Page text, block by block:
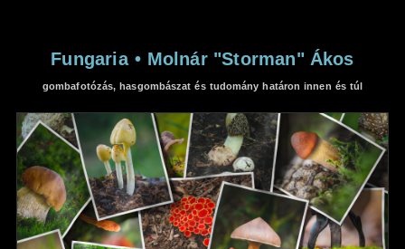
Fungaria • Molnár "Storman" Ákos
gombafotózás, hasgombászat és tudomány határon innen és túl